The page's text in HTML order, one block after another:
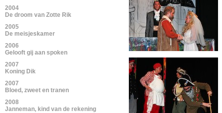
2004
De droom van Zotte Rik
2005
De meisjeskamer
2006
Gelooft gij aan spoken
2007
Koning Dik
2007
Bloed, zweet en tranen
2008
Janneman, kind van de rekening